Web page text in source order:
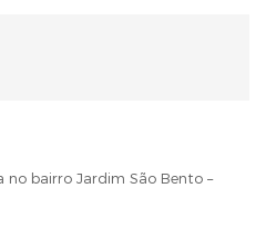
no bairro Jardim São Bento –